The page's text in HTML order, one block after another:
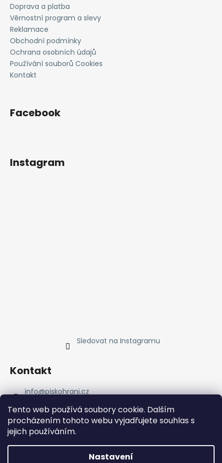
Tento web používá soubory cookie. Dalším
procházením tohoto webu vyjadřujete souhlas s
jejich používáním.
Nastavení
Doprava a platba
Věrnostní program a slevy
Reklamace
Obchodní podmínky
Ochrana osobních údajů
Používání souborů Cookies
Kontakt
Facebook
Instagram
Sledovat na Instagramu
Kontakt
info@piskohrani.cz
723 753 053
Piskohrani
piskohrani/
+420 723 753 053